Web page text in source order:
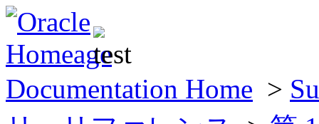
Documentation Home >